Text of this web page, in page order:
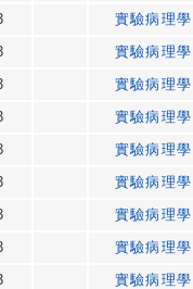
實驗病理學
實驗病理學
實驗病理學
實驗病理學
實驗病理學
實驗病理學
實驗病理學
實驗病理學
實驗病理學